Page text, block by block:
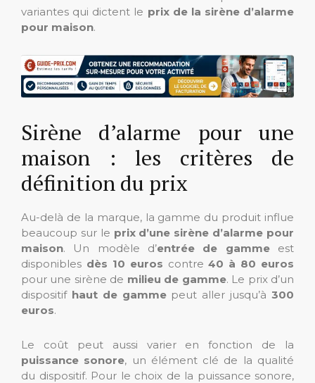
variantes qui dictent le prix de la sirène d’alarme
pour maison.
Sirène d’alarme pour une
maison : les critères de
définition du prix
Au-delà de la marque, la gamme du produit influe
beaucoup sur le prix d’une sirène d’alarme pour
maison. Un modèle d’entrée de gammeest
disponibles dès 10 euros contre40 à 80 euros
pour une sirène de milieu de gamme. Le prix d’un
dispositif haut de gamme peut aller jusqu’à300
euros.
Le coût peut aussi varier en fonction de la
puissance sonore, un élément clé de la qualité
du dispositif. Pour le choix de la puissance sonore,